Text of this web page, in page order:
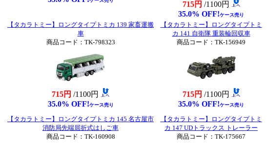
715円 /1100円
35.0% OFF!ケース売り
【タカラトミー】ロングタイプトミカ 139 家畜運搬
車
商品コード：TK-798323
715円 /1100円
35.0% OFF!ケース売り
【タカラトミー】ロングタイプトミ
カ 141 自衛隊 重装輪回収車
商品コード：TK-156949
715円 /1100円
35.0% OFF!ケース売り
【タカラトミー】ロングタイプトミカ 145 名古屋市
消防局先端屈折式はしご車
商品コード：TK-160908
【タカラトミー】ロングタイプトミ
カ 147 UDトラックス トレーラー
商品コード：TK-175667